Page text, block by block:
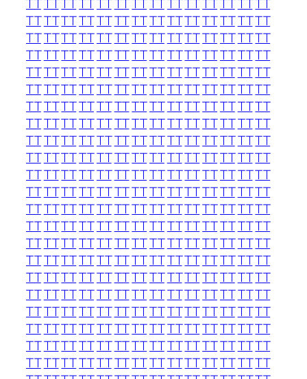
TTTTTTTTTTTTTTTTTTTTTTTTTTTT
TTTTTTTTTTTTTTTTTTTTTTTTTTTT
TTTTTTTTTTTTTTTTTTTTTTTTTTTT
TTTTTTTTTTTTTTTTTTTTTTTTTTTT
TTTTTTTTTTTTTTTTTTTTTTTTTTTT
TTTTTTTTTTTTTTTTTTTTTTTTTTTT
TTTTTTTTTTTTTTTTTTTTTTTTTTTT
TTTTTTTTTTTTTTTTTTTTTTTTTTTT
TTTTTTTTTTTTTTTTTTTTTTTTTTTT
TTTTTTTTTTTTTTTTTTTTTTTTTTTT
TTTTTTTTTTTTTTTTTTTTTTTTTTTT
TTTTTTTTTTTTTTTTTTTTTTTTTTTT
TTTTTTTTTTTTTTTTTTTTTTTTTTTT
TTTTTTTTTTTTTTTTTTTTTTTTTTTT
TTTTTTTTTTTTTTTTTTTTTTTTTTTT
TTTTTTTTTTTTTTTTTTTTTTTTTTTT
TTTTTTTTTTTTTTTTTTTTTTTTTTTT
TTTTTTTTTTTTTTTTTTTTTTTTTTTT
TTTTTTTTTTTTTTTTTTTTTTTTTTTT
TTTTTTTTTTTTTTTTTTTTTTTTTTTT
TTTTTTTTTTTTTTTTTTTTTTTTTTTT